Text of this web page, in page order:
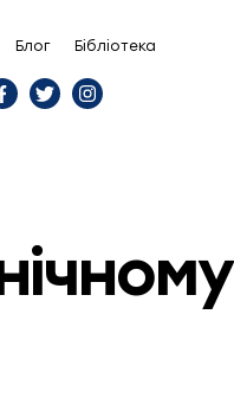
Блог Бібліотека